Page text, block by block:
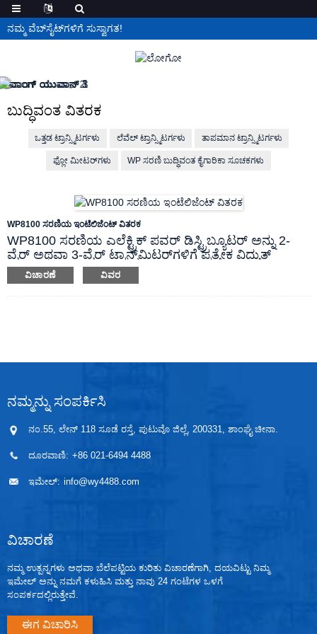
ನಮ್ಮ ವೆಬ್‌ಸೈಟ್‌ಗಳಿಗೆ ಸುಸ್ವಾಗತ!
ಬುದ್ಧಿವಂತ ವಿತರಕ
ಒತ್ತಡ ಟ್ರಾನ್ಸ್ಮಿಟರ್ಗಳು ಲೆವೆಲ್ ಟ್ರಾನ್ಸ್ಮಿಟರ್ಗಳು ತಾಪಮಾನ ಟ್ರಾನ್ಸ್ಮಿಟರ್ಗಳು
ಫ್ಲೋ ಮೀಟರ್‌ಗಳು WP ಸರಣಿ ಬುದ್ಧಿವಂತ ಕೈಗಾರಿಕಾ ಸೂಚಕಗಳು
WP8100 ಸರಣಿಯ ಇಂಟೆಲಿಜೆಂಟ್ ವಿತರಕ
WP8100 ಸರಣಿಯ ಎಲೆಕ್ಟ್ರಿಕ್ ಪವರ್ ಡಿಸ್ಟ್ರಿಬ್ಯೂಟರ್ ಅನ್ನು 2-
ವೈರ್ ಅಥವಾ 3-ವೈರ್ ಟ್ರಾನ್ಸ್‌ಮಿಟರ್‌ಗಳಿಗೆ ಪ್ರತ್ಯೇಕ ವಿದ್ಯುತ್
ಸರಬರಾಜು ಒದಗಿಸಲು ಮತ್ತು ಟ್ರಾನ್ಸ್‌ಮಿಟರ್‌ನಿಂದ ಇತರ
ಉಪಕರಣಗಳಿಗೆ DC ಕರೆಂಟ್ ಅಥವಾ ವೋಲ್ಟೇಜ್ ಸಿಗ್ನಲ್‌ನ ಪ್ರತ್ಯೇಕ
ವಿರೋಧಿ ಹಸ್ತಕ್ಷೇಪ ಸಾಮರ್ಥ್ಯವನ್ನು ಸುಧಾರಿಸಲು ಮತ್ತು ವ್ಯವಸ್ಥೆಯ
ಸ್ಥಿರತೆ ಮತ್ತು ವಿಶ್ವಾಸಾರ್ಹತೆಯನ್ನು ಖಚಿತಪಡಿಸಿಕೊಳ್ಳಲು ಆನ್-ಸೈಟ್
ಪ್ರಾಥಮಿಕ ಉಪಕರಣಗಳಿಗೆ ಪ್ರತ್ಯೇಕತೆ, ಪರಿವರ್ತನೆ, ಹಂಚಿಕೆ ಮತ್ತು
ಸಂಸ್ಕರಣೆಯನ್ನು ಒದಗಿಸುತ್ತದೆ.
ವಿಚಾರಣೆ ವಿವರ
ನಮ್ಮನ್ನು ಸಂಪರ್ಕಿಸಿ
ನಂ.55, ಲೇನ್ 118 ಸೂಡೆ ರಸ್ತೆ, ಪುಟುವೊ ಜಿಲ್ಲೆ, 200331, ಶಾಂಘೈ ಚೀನಾ.
ದೂರವಾಣಿ: +86 021-6494 4488
ಇಮೇಲ್: info@wy4488.com
ವಿಚಾರಣೆ
ನಮ್ಮ ಉತ್ಪನ್ನಗಳು ಅಥವಾ ಬೆಲೆಪಟ್ಟಿಯ ಕುರಿತು ವಿಚಾರಣೆಗಾಗಿ, ದಯವಿಟ್ಟು ನಿಮ್ಮ
ಇಮೇಲ್ ಅನ್ನು ನಮಗೆ ಕಳುಹಿಸಿ ಮತ್ತು ನಾವು 24 ಗಂಟೆಗಳ ಒಳಗೆ
ಸಂಪರ್ಕದಲ್ಲಿರುತ್ತೇವೆ.
ಈಗ ವಿಚಾರಿಸಿ